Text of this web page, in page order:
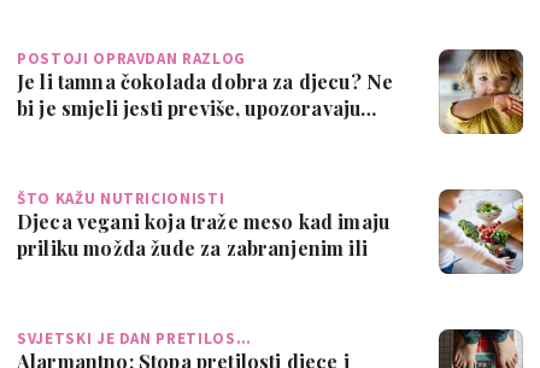
POSTOJI OPRAVDAN RAZLOG
Je li tamna čokolada dobra za djecu? Ne
bi je smjeli jesti previše, upozoravaju…
ŠTO KAŽU NUTRICIONISTI
Djeca vegani koja traže meso kad imaju
priliku možda žude za zabranjenim ili
SVJETSKI JE DAN PRETILOS…
Alarmantno: Stopa pretilosti djece i